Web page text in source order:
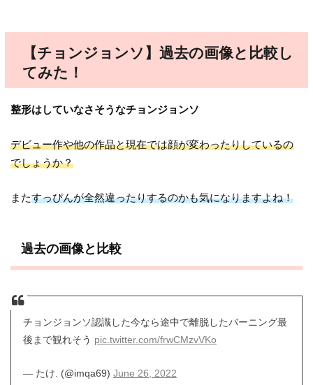
【チョンジョンソ】過去の画像と比較し
てみた！
整形はしていなさそうなチョンジョンソ
デビュー作や他の作品と現在では顔が変わったりしているの
でしょうか？
またすっぴんが全然違ったりするのかも気になりますよね！
過去の画像と比較
チョンジョンソ認識した今なら途中で離脱したバーニング最
後まで観れそう pic.twitter.com/frwCMzvVKo
— たけ. (@imqa69) June 26, 2022